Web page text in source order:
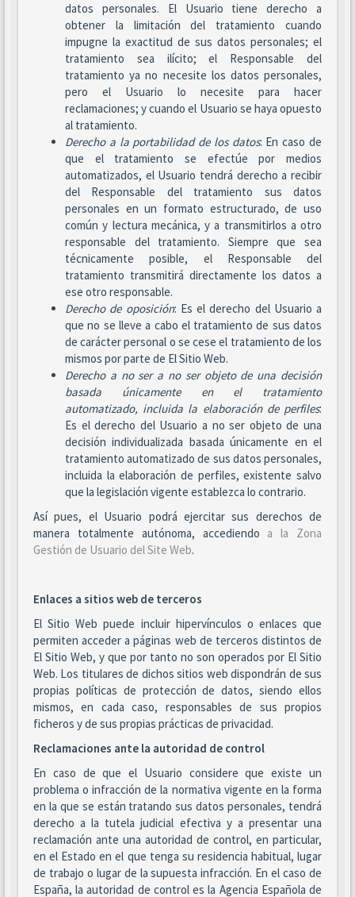
datos personales. El Usuario tiene derecho a
obtener la limitación del tratamiento cuando
impugne la exactitud de sus datos personales; el
tratamiento sea ilícito; el Responsable del
tratamiento ya no necesite los datos personales,
pero el Usuario lo necesite para hacer
reclamaciones; y cuando el Usuario se haya opuesto
al tratamiento.
Derecho a la portabilidad de los datos: En caso de
que el tratamiento se efectúe por medios
automatizados, el Usuario tendrá derecho a recibir
del Responsable del tratamiento sus datos
personales en un formato estructurado, de uso
común y lectura mecánica, y a transmitirlos a otro
responsable del tratamiento. Siempre que sea
técnicamente posible, el Responsable del
tratamiento transmitirá directamente los datos a
ese otro responsable.
Derecho de oposición: Es el derecho del Usuario a
que no se lleve a cabo el tratamiento de sus datos
de carácter personal o se cese el tratamiento de los
mismos por parte de El Sitio Web.
Derecho a no ser a no ser objeto de una decisión
basada únicamente en el tratamiento
automatizado, incluida la elaboración de perfiles:
Es el derecho del Usuario a no ser objeto de una
decisión individualizada basada únicamente en el
tratamiento automatizado de sus datos personales,
incluida la elaboración de perfiles, existente salvo
que la legislación vigente establezca lo contrario.
Así pues, el Usuario podrá ejercitar sus derechos de
manera totalmente autónoma, accediendo a la Zona
Gestión de Usuario del Site Web.
Enlaces a sitios web de terceros
El Sitio Web puede incluir hipervínculos o enlaces que
permiten acceder a páginas web de terceros distintos de
El Sitio Web, y que por tanto no son operados por El Sitio
Web. Los titulares de dichos sitios web dispondrán de sus
propias políticas de protección de datos, siendo ellos
mismos, en cada caso, responsables de sus propios
ficheros y de sus propias prácticas de privacidad.
Reclamaciones ante la autoridad de control
En caso de que el Usuario considere que existe un
problema o infracción de la normativa vigente en la forma
en la que se están tratando sus datos personales, tendrá
derecho a la tutela judicial efectiva y a presentar una
reclamación ante una autoridad de control, en particular,
en el Estado en el que tenga su residencia habitual, lugar
de trabajo o lugar de la supuesta infracción. En el caso de
España, la autoridad de control es la Agencia Española de